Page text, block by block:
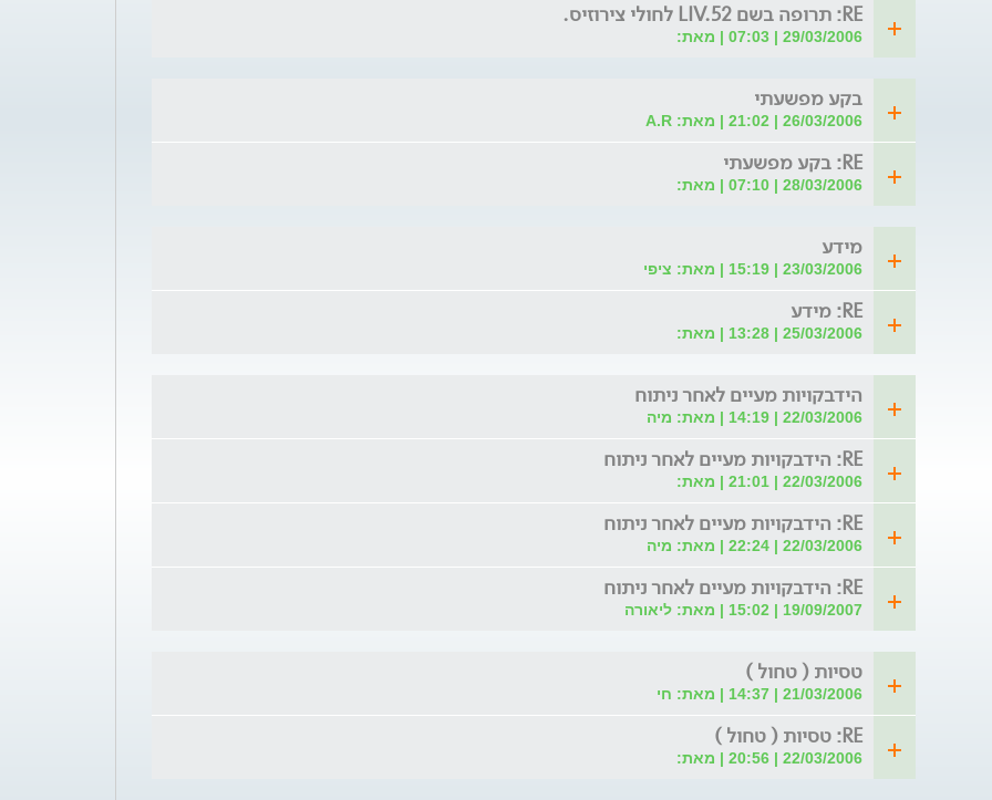
RE: תרופה בשם LIV.52 לחולי צירוזיס.
29/03/2006 | 07:03 | מאת:
בקע מפשעתי
26/03/2006 | 21:02 | מאת: A.R
RE: בקע מפשעתי
28/03/2006 | 07:10 | מאת:
מידע
23/03/2006 | 15:19 | מאת: ציפי
RE: מידע
25/03/2006 | 13:28 | מאת:
הידבקויות מעיים לאחר ניתוח
22/03/2006 | 14:19 | מאת: מיה
RE: הידבקויות מעיים לאחר ניתוח
22/03/2006 | 21:01 | מאת:
RE: הידבקויות מעיים לאחר ניתוח
22/03/2006 | 22:24 | מאת: מיה
RE: הידבקויות מעיים לאחר ניתוח
19/09/2007 | 15:02 | מאת: ליאורה
טסיות ( טחול )
21/03/2006 | 14:37 | מאת: חי
RE: טסיות ( טחול )
22/03/2006 | 20:56 | מאת: